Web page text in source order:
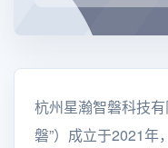
杭州星瀚智磐科技
磐”）成立于2021年